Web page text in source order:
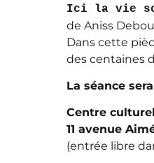
Ici la vie
de Aniss
Dans cette
des centaines
La séance
Centre
11 avenue
(entrée libre